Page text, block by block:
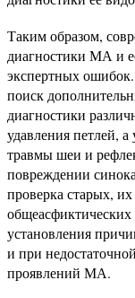
Таким образом,
диагностики МА и
экспертных
поиск
диагностики
удавления петлей,
травмы шеи и
повреждении
проверка старых,
установления
и при
проявлений МА.